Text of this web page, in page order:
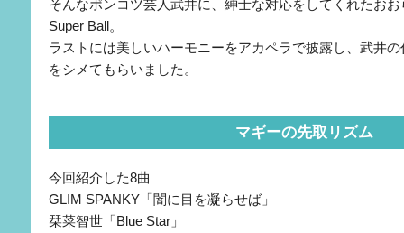
そんなポンコツ芸人武井に、紳士な対応をしてくれたお
Super Ball。
ラストには美しいハーモニーをアカペラで披露し、武井
をシメてもらいました。
マギーの先取リズム
今回紹介した8曲
GLIM SPANKY「闇に目を凝らせば」
栞菜智世「Blue Star」